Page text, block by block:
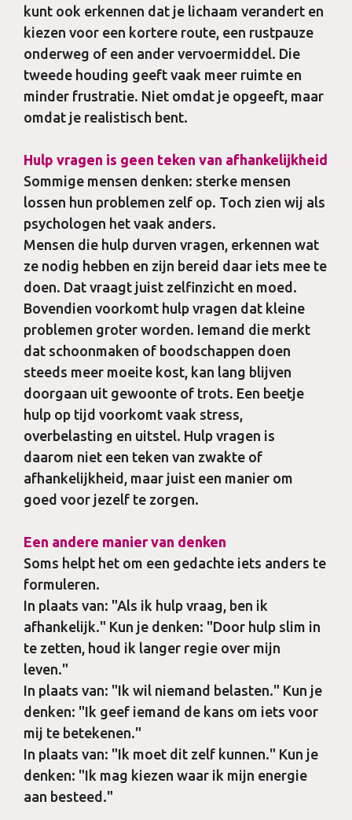
kunt ook erkennen dat je lichaam verandert en
kiezen voor een kortere route, een rustpauze
onderweg of een ander vervoermiddel. Die
tweede houding geeft vaak meer ruimte en
minder frustratie. Niet omdat je opgeeft, maar
omdat je realistisch bent.
Hulp vragen is geen teken van afhankelijkheid
Sommige mensen denken: sterke mensen
lossen hun problemen zelf op. Toch zien wij als
psychologen het vaak anders.
Mensen die hulp durven vragen, erkennen wat
ze nodig hebben en zijn bereid daar iets mee te
doen. Dat vraagt juist zelfinzicht en moed.
Bovendien voorkomt hulp vragen dat kleine
problemen groter worden. Iemand die merkt
dat schoonmaken of boodschappen doen
steeds meer moeite kost, kan lang blijven
doorgaan uit gewoonte of trots. Een beetje
hulp op tijd voorkomt vaak stress,
overbelasting en uitstel. Hulp vragen is
daarom niet een teken van zwakte of
afhankelijkheid, maar juist een manier om
goed voor jezelf te zorgen.
Een andere manier van denken
Soms helpt het om een gedachte iets anders te
formuleren.
In plaats van: "Als ik hulp vraag, ben ik
afhankelijk." Kun je denken: "Door hulp slim in
te zetten, houd ik langer regie over mijn
leven."
In plaats van: "Ik wil niemand belasten." Kun je
denken: "Ik geef iemand de kans om iets voor
mij te betekenen."
In plaats van: "Ik moet dit zelf kunnen." Kun je
denken: "Ik mag kiezen waar ik mijn energie
aan besteed."